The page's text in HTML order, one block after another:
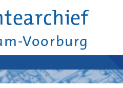
Voorburg